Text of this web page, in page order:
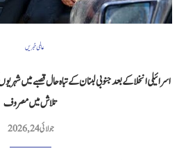
عالمی خبریں
اسرائیلی انخلا کے بعد جنوبی لبنان کے تباہ حال قصبے میں
تلاش میں مصروف
جولائی 24, 2026